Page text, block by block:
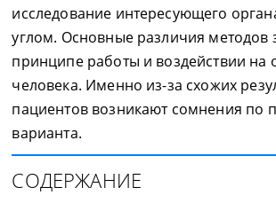
исследование интересующего
углом. Основные различия методов
принципе работы и воздействии на
человека. Именно из-за схожих
пациентов возникают сомнения по
варианта.
СОДЕРЖАНИЕ